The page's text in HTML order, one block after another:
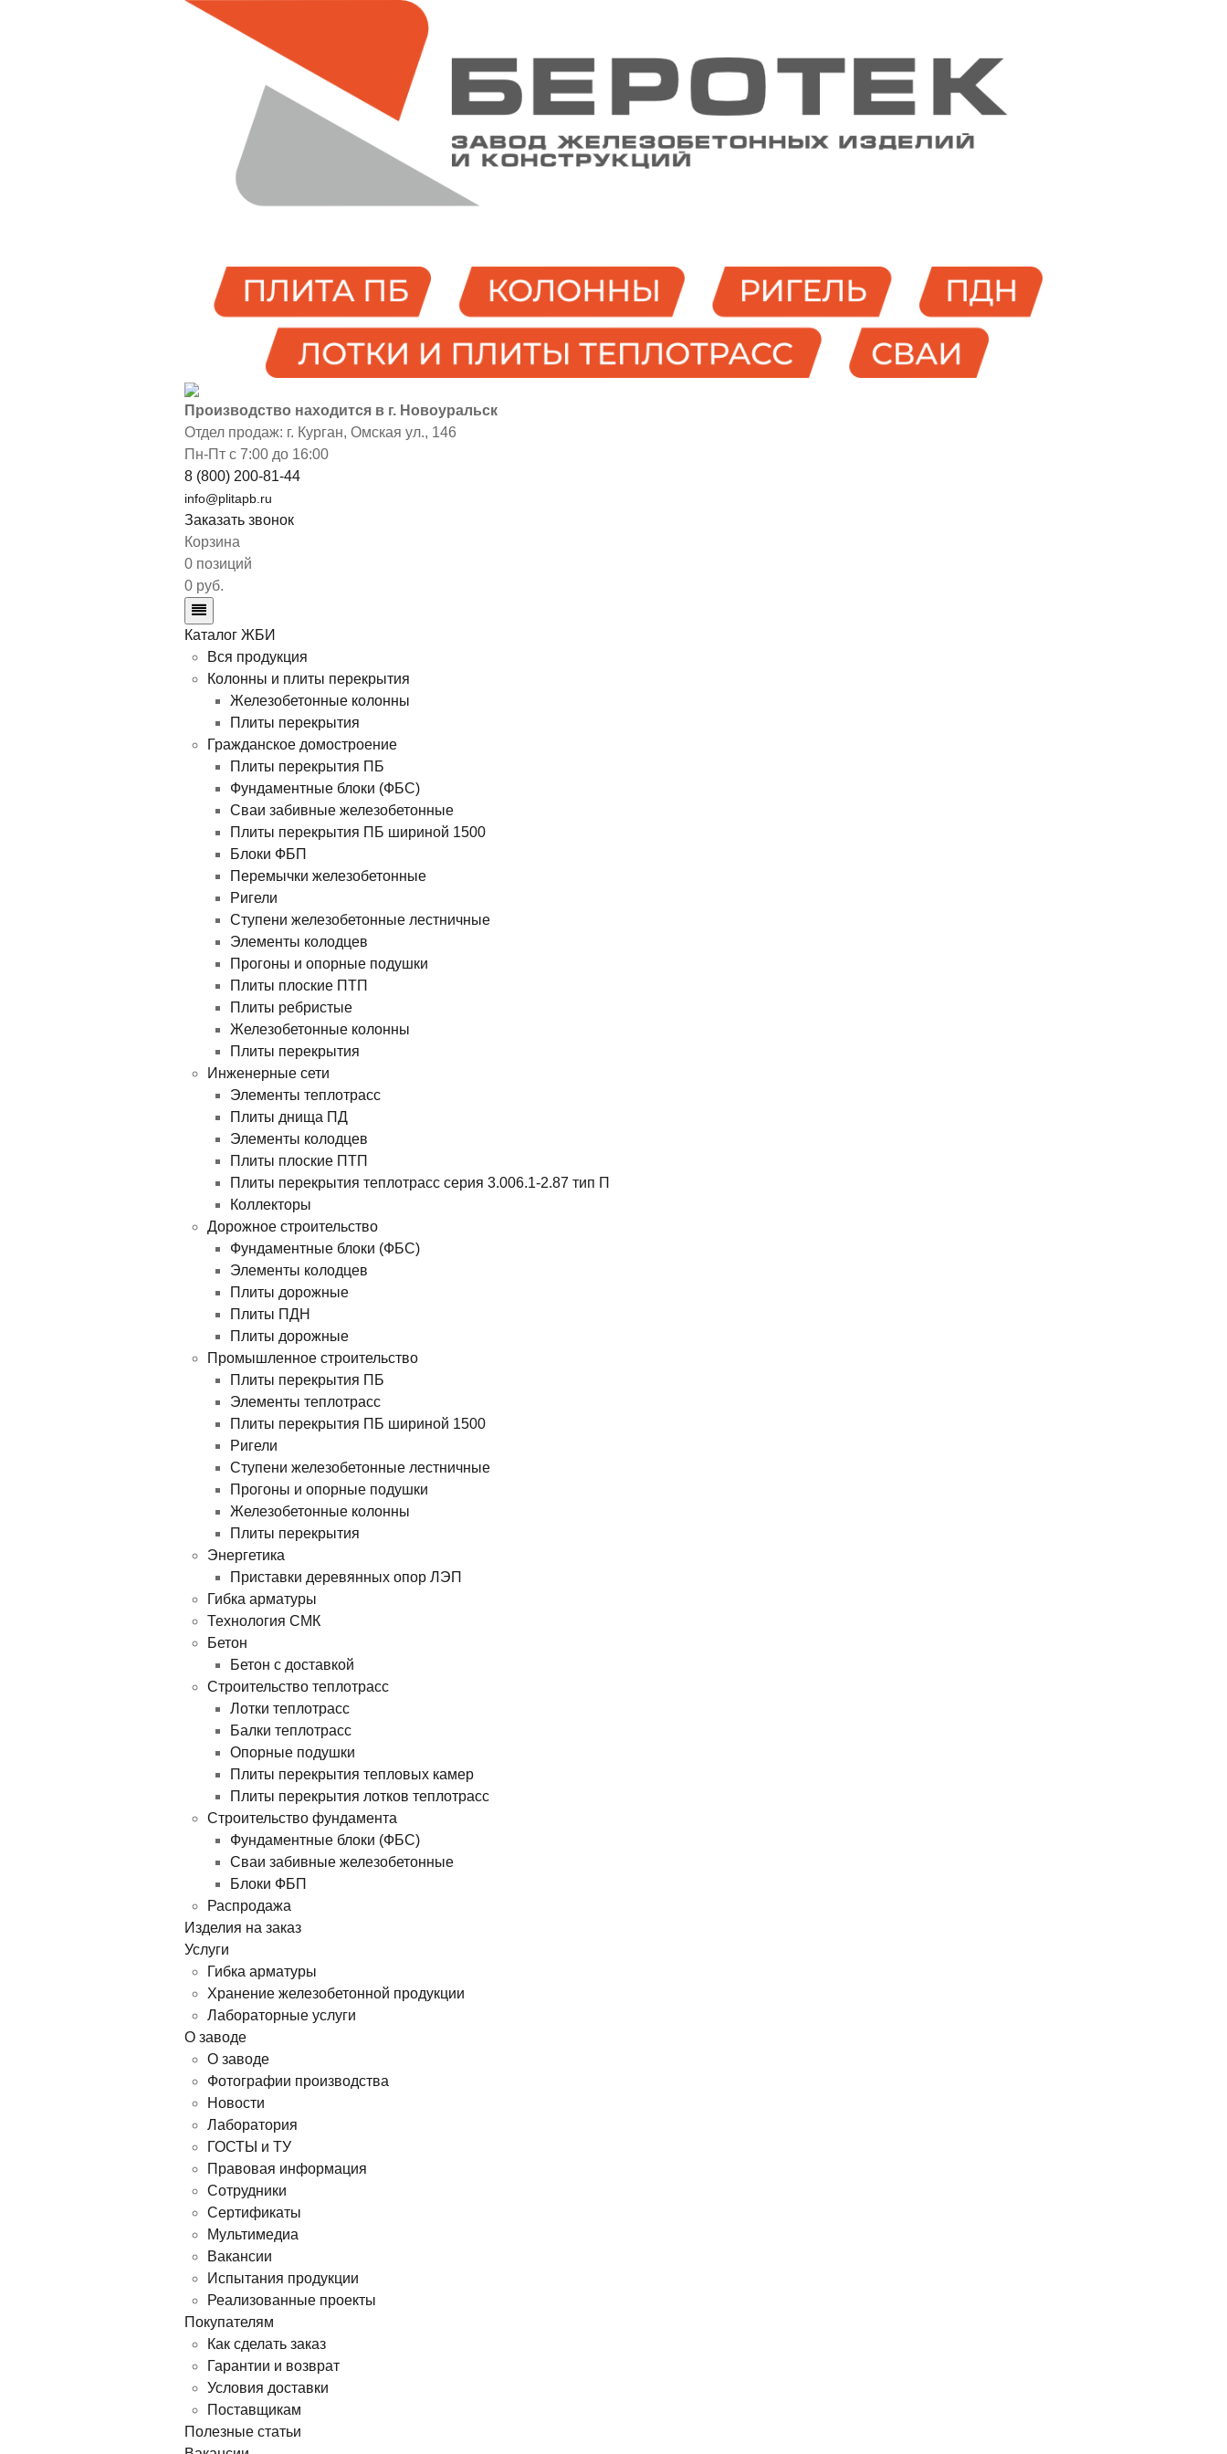
Производство находится в г. Новоуральск
Отдел продаж: г. Курган, Омская ул., 146
Пн-Пт с 7:00 до 16:00
8 (800) 200-81-44
info@plitapb.ru
Заказать звонок
Корзина
0 позиций
0 руб.
Каталог ЖБИ
Вся продукция
Колонны и плиты перекрытия
Железобетонные колонны
Плиты перекрытия
Гражданское домостроение
Плиты перекрытия ПБ
Фундаментные блоки (ФБС)
Сваи забивные железобетонные
Плиты перекрытия ПБ шириной 1500
Блоки ФБП
Перемычки железобетонные
Ригели
Ступени железобетонные лестничные
Элементы колодцев
Прогоны и опорные подушки
Плиты плоские ПТП
Плиты ребристые
Железобетонные колонны
Плиты перекрытия
Инженерные сети
Элементы теплотрасс
Плиты днища ПД
Элементы колодцев
Плиты плоские ПТП
Плиты перекрытия теплотрасс серия 3.006.1-2.87 тип П
Коллекторы
Дорожное строительство
Фундаментные блоки (ФБС)
Элементы колодцев
Плиты дорожные
Плиты ПДН
Плиты дорожные
Промышленное строительство
Плиты перекрытия ПБ
Элементы теплотрасс
Плиты перекрытия ПБ шириной 1500
Ригели
Ступени железобетонные лестничные
Прогоны и опорные подушки
Железобетонные колонны
Плиты перекрытия
Энергетика
Приставки деревянных опор ЛЭП
Гибка арматуры
Технология СМК
Бетон
Бетон с доставкой
Строительство теплотрасс
Лотки теплотрасс
Балки теплотрасс
Опорные подушки
Плиты перекрытия тепловых камер
Плиты перекрытия лотков теплотрасс
Строительство фундамента
Фундаментные блоки (ФБС)
Сваи забивные железобетонные
Блоки ФБП
Распродажа
Изделия на заказ
Услуги
Гибка арматуры
Хранение железобетонной продукции
Лабораторные услуги
О заводе
О заводе
Фотографии производства
Новости
Лаборатория
ГОСТЫ и ТУ
Правовая информация
Сотрудники
Сертификаты
Мультимедиа
Вакансии
Испытания продукции
Реализованные проекты
Покупателям
Как сделать заказ
Гарантии и возврат
Условия доставки
Поставщикам
Полезные статьи